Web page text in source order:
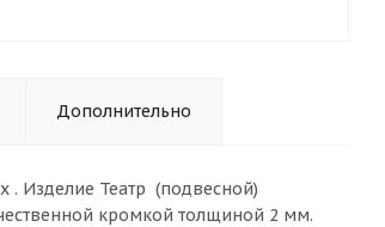
Дополнительно
. Изделие Театр (подвесной)
кромкой толщиной 2 мм.